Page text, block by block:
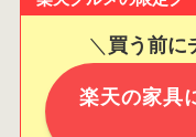
＼ 買う前に
楽天の家具